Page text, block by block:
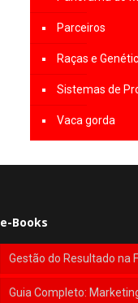
Parceiros
Raças e
Sistemas de
Vaca gorda
e-Books
Gestão do Resultado na
Guia Completo: